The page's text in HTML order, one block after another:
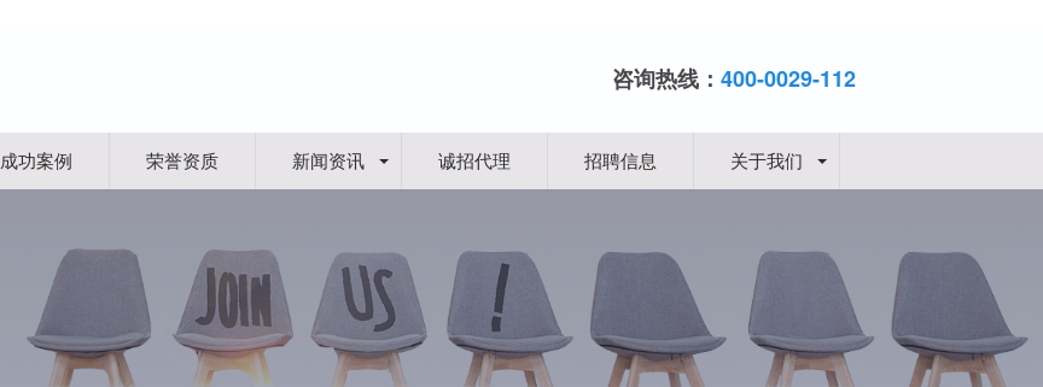
咨询热线： 400-0029-112
成功案例 荣誉资质 新闻资讯 诚招代理 招聘信息 关于我们